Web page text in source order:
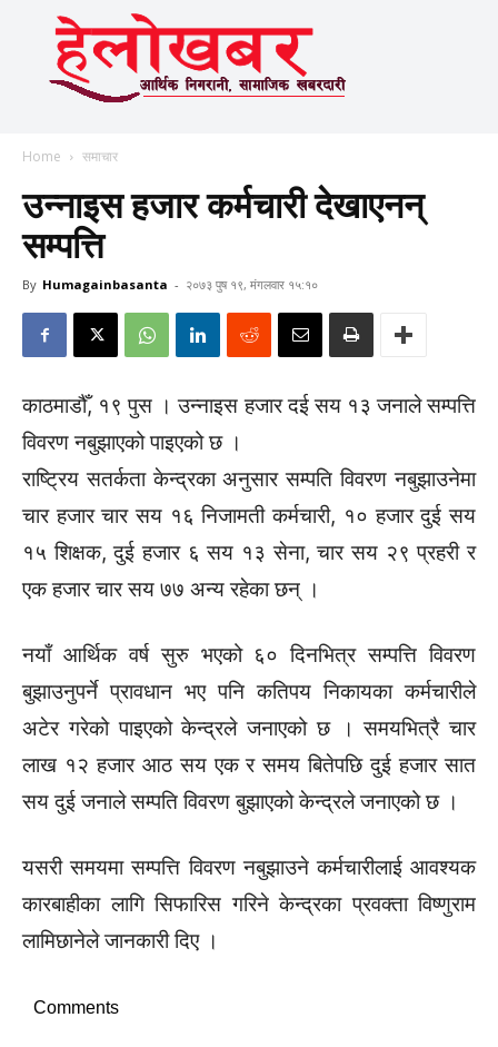
Home समाचार
उन्नाइस हजार कर्मचारी देखाएनन्
सम्पत्ति
By Humagainbasanta - २०७३ पुष १९, मंगलवार १५:१०
काठमाडौँ, १९ पुस । उन्नाइस हजार दई सय १३ जनाले सम्पत्ति
विवरण नबुझाएको पाइएको छ ।
राष्ट्रिय सतर्कता केन्द्रका अनुसार सम्पति विवरण नबुझाउनेमा
चार हजार चार सय १६ निजामती कर्मचारी, १० हजार दुई सय
१५ शिक्षक, दुई हजार ६ सय १३ सेना, चार सय २९ प्रहरी र
एक हजार चार सय ७७ अन्य रहेका छन् ।
नयाँ आर्थिक वर्ष सुरु भएको ६० दिनभित्र सम्पत्ति विवरण
बुझाउनुपर्ने प्रावधान भए पनि कतिपय निकायका कर्मचारीले
अटेर गरेको पाइएको केन्द्रले जनाएको छ । समयभित्रै चार
लाख १२ हजार आठ सय एक र समय बितेपछि दुई हजार सात
सय दुई जनाले सम्पति विवरण बुझाएको केन्द्रले जनाएको छ ।
यसरी समयमा सम्पत्ति विवरण नबुझाउने कर्मचारीलाई आवश्यक
कारबाहीका लागि सिफारिस गरिने केन्द्रका प्रवक्ता विष्णुराम
लामिछानेले जानकारी दिए ।
Comments